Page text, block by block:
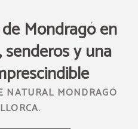
Mondragó en
senderos y una
NATURAL MONDRAGÓ